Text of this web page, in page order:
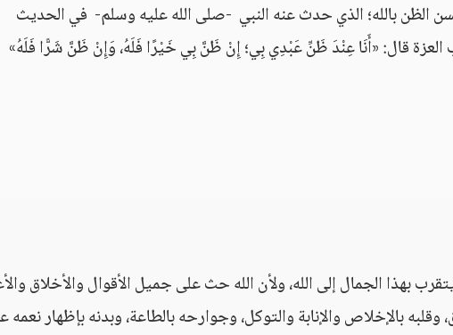
الظن بالله؛ الذي حدث عنه النبي -صلى الله عليه وسلم- في الحديث
قال: «أَنَا عِنْدَ ظَنِّ عَبْدِي بِي؛ إِنْ ظَنَّ بِي خَيْرًا فَلَهُ، وَإِنْ ظَنَّ شَرًّا فَلَهُ»
بهذا الجمال إلى الله، ولأن الله حث على جميل الأقوال والأخلاق
بالإخلاص والإنابة والتوكل، وجوارحه بالطاعة، وبدنه بإظهار نعمه